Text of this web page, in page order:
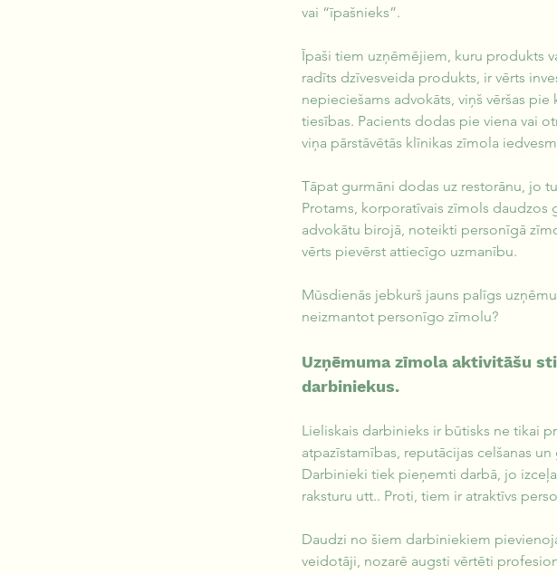
vai “īpašnieks”.
Īpaši tiem uzņēmējiem, kuru produkts
radīts dzīvesveida produkts, ir vērts
nepieciešams advokāts, viņš vēršas
tiesības. Pacients dodas pie viena vai
viņa pārstāvētās klīnikas zīmola
Tāpat gurmāni dodas uz restorānu, jo
Protams, korporatīvais zīmols daudzos
advokātu birojā, noteikti personīgā
vērts pievērst attiecīgo uzmanību.
Mūsdienās jebkurš jauns palīgs
neizmantot personīgo zīmolu?
Uzņēmuma zīmola aktivitāšu
darbiniekus.
Lieliskais darbinieks ir būtisks ne tikai
atpazīstamības, reputācijas celšanas
Darbinieki tiek pieņemti darbā, jo
raksturu utt.. Proti, tiem ir atraktīvs
Daudzi no šiem darbiniekiem
veidotāji, nozarē augsti vērtēti